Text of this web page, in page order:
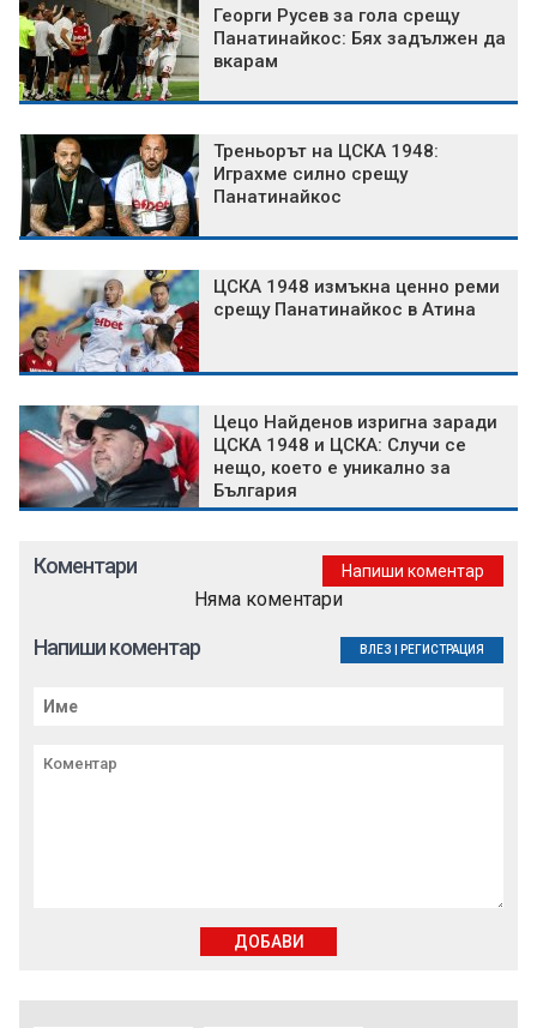
Георги Русев за гола срещу
Панатинайкос: Бях задължен да
вкарам
Треньорът на ЦСКА 1948:
Играхме силно срещу
Панатинайкос
ЦСКА 1948 измъкна ценно реми
срещу Панатинайкос в Атина
Цецо Найденов изригна заради
ЦСКА 1948 и ЦСКА: Случи се
нещо, което е уникално за
България
Коментари Напиши коментар
Няма коментари
Напиши коментар ВЛЕЗ РЕГИСТРАЦИЯ
ДОБАВИ